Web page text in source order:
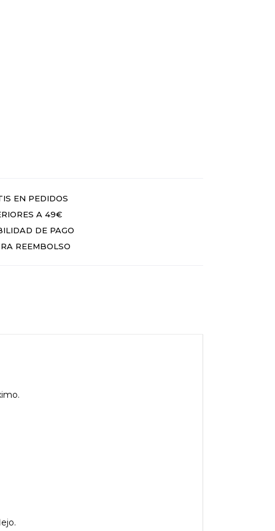
EN PEDIDOS
A 49€
DE PAGO
REEMBOLSO